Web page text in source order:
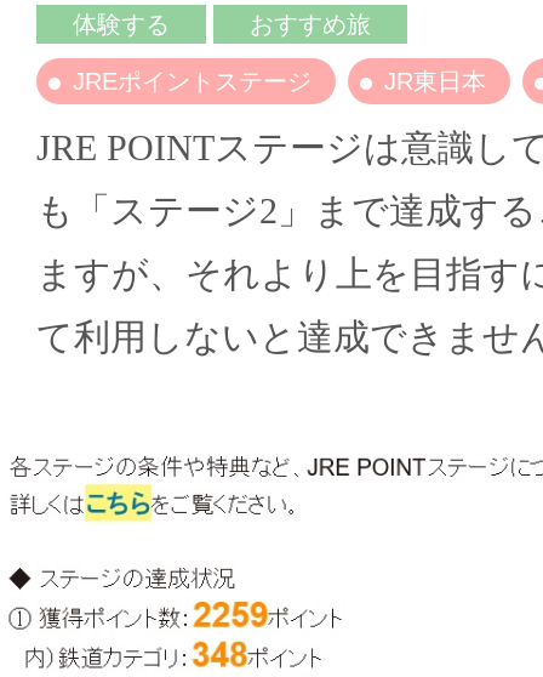
体験する おすすめ旅
JREポイントステージ JR東日本
JRE POINTステージは意識し
も「ステージ2」まで達成す
ますが、それより上を目指す
て利用しないと達成できませ